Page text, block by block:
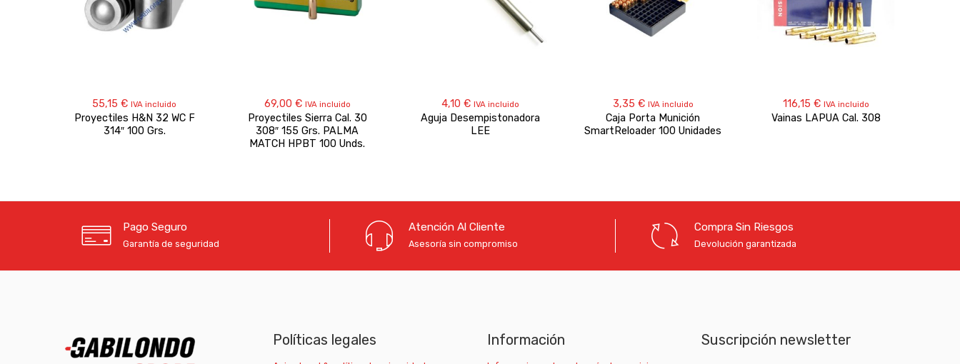
55,15 € IVA incluido
Proyectiles H&N 32 WC F
314″ 100 Grs.
69,00 € IVA incluido
Proyectiles Sierra Cal. 30
308″ 155 Grs. PALMA
MATCH HPBT 100 Unds.
4,10 € IVA incluido
Aguja Desempistonadora
LEE
3,35 € IVA incluido
Caja Porta Munición
SmartReloader 100 Unidades
116,15 € IVA incluido
Vainas LAPUA Cal. 308
Pago Seguro
Garantía de seguridad
Atención Al Cliente
Asesoría sin compromiso
Compra Sin Riesgos
Devolución garantizada
Políticas legales Información Suscripción newsletter